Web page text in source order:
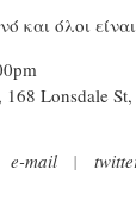
και όλοι
Lonsdale
e-mail |